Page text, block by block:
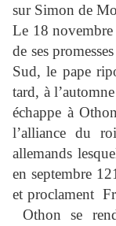
sur Simon de
Le 18
de ses
Sud, le pape
tard, à
échappe à
l’alliance du
allemands
en septembre
et proclament
Othon se